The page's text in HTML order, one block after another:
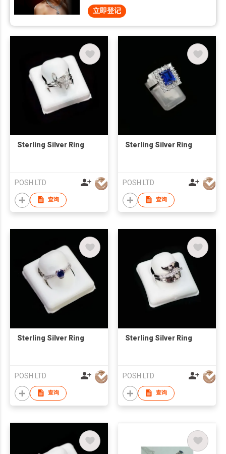
立即登记
Sterling Silver Ring
POSH LTD
查询
Sterling Silver Ring
POSH LTD
查询
Sterling Silver Ring
POSH LTD
查询
Sterling Silver Ring
POSH LTD
查询